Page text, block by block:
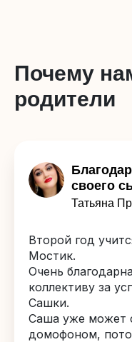
Почему
родители
своего
Татьяна
Второй год
Мостик.
Очень
коллективу за
Сашки.
Саша уже может
домофоном,